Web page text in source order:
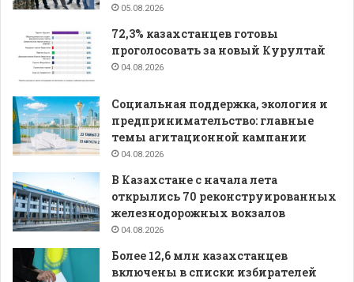
05.08.2026
72,3% казахстанцев готовы
проголосовать за новый Курултай
04.08.2026
Социальная поддержка, экология и
предпринимательство: главные
темы агитационной кампании
04.08.2026
В Казахстане с начала лета
открылись 70 реконструированных
железнодорожных вокзалов
04.08.2026
Более 12,6 млн казахстанцев
включены в списки избирателей